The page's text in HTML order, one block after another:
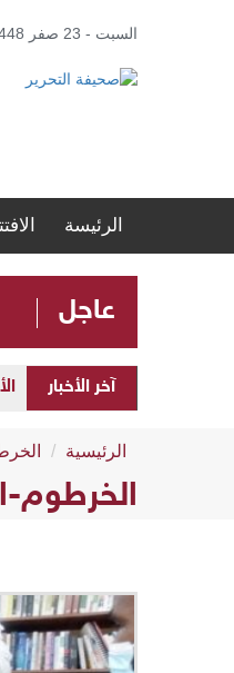
السبت - 23 صفر 1448 هـ , 08 أغسطس 2026 م
الرئيسة
عاجل
آخر الأخبار
الرئيسية
الخرطوم-